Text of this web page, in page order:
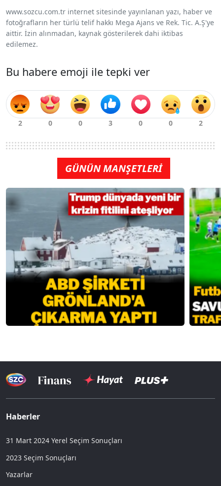
www.sozcu.com.tr internet sitesinde yayınlanan yazı, haber ve
fotoğrafların her türlü telif hakkı Mega Ajans ve Rek. Tic. A.Ş'ye
aittir. İzin alınmadan, kaynak gösterilerek dahi iktibas
edilemez.
Bu habere emoji ile tepki ver
GÜNÜN MANŞETLERİ
Haberler
31 Mart 2024 Yerel Seçim Sonuçları
2023 Seçim Sonuçları
Yazarlar